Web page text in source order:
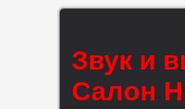
Звук и
Салон